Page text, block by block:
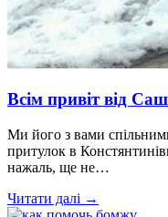
Всім привіт від
Ми його з вами
притулок в
нажаль, ще не…
Читати далі →